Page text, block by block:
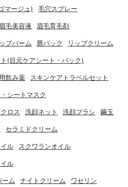
マージュ) 毛穴スプレー
眉毛美容液 眉毛育毛剤
プバーム 唇パック リップクリーム
(目元ケアシート・パック)
飲み薬 スキンケアトラベルセット
シートマスク
ロス 洗顔ネット 洗顔ブラシ 繭玉
セラミドクリーム
ル スクワランオイル
ル
ーム ナイトクリーム ワセリン